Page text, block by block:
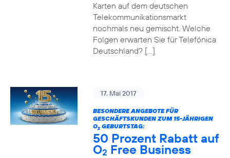
Karten auf dem deutschen
Telekommunikationsmarkt
nochmals neu gemischt. Welche
Folgen erwarten Sie für Telefónica
Deutschland? […]
17. Mai 2017
BESONDERE ANGEBOTE FÜR
GESCHÄFTSKUNDEN ZUM 15-JÄHRIGEN
O2GEBURTSTAG:
50 Prozent Rabatt auf
O2 Free Business